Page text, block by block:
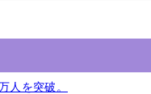
を突破。